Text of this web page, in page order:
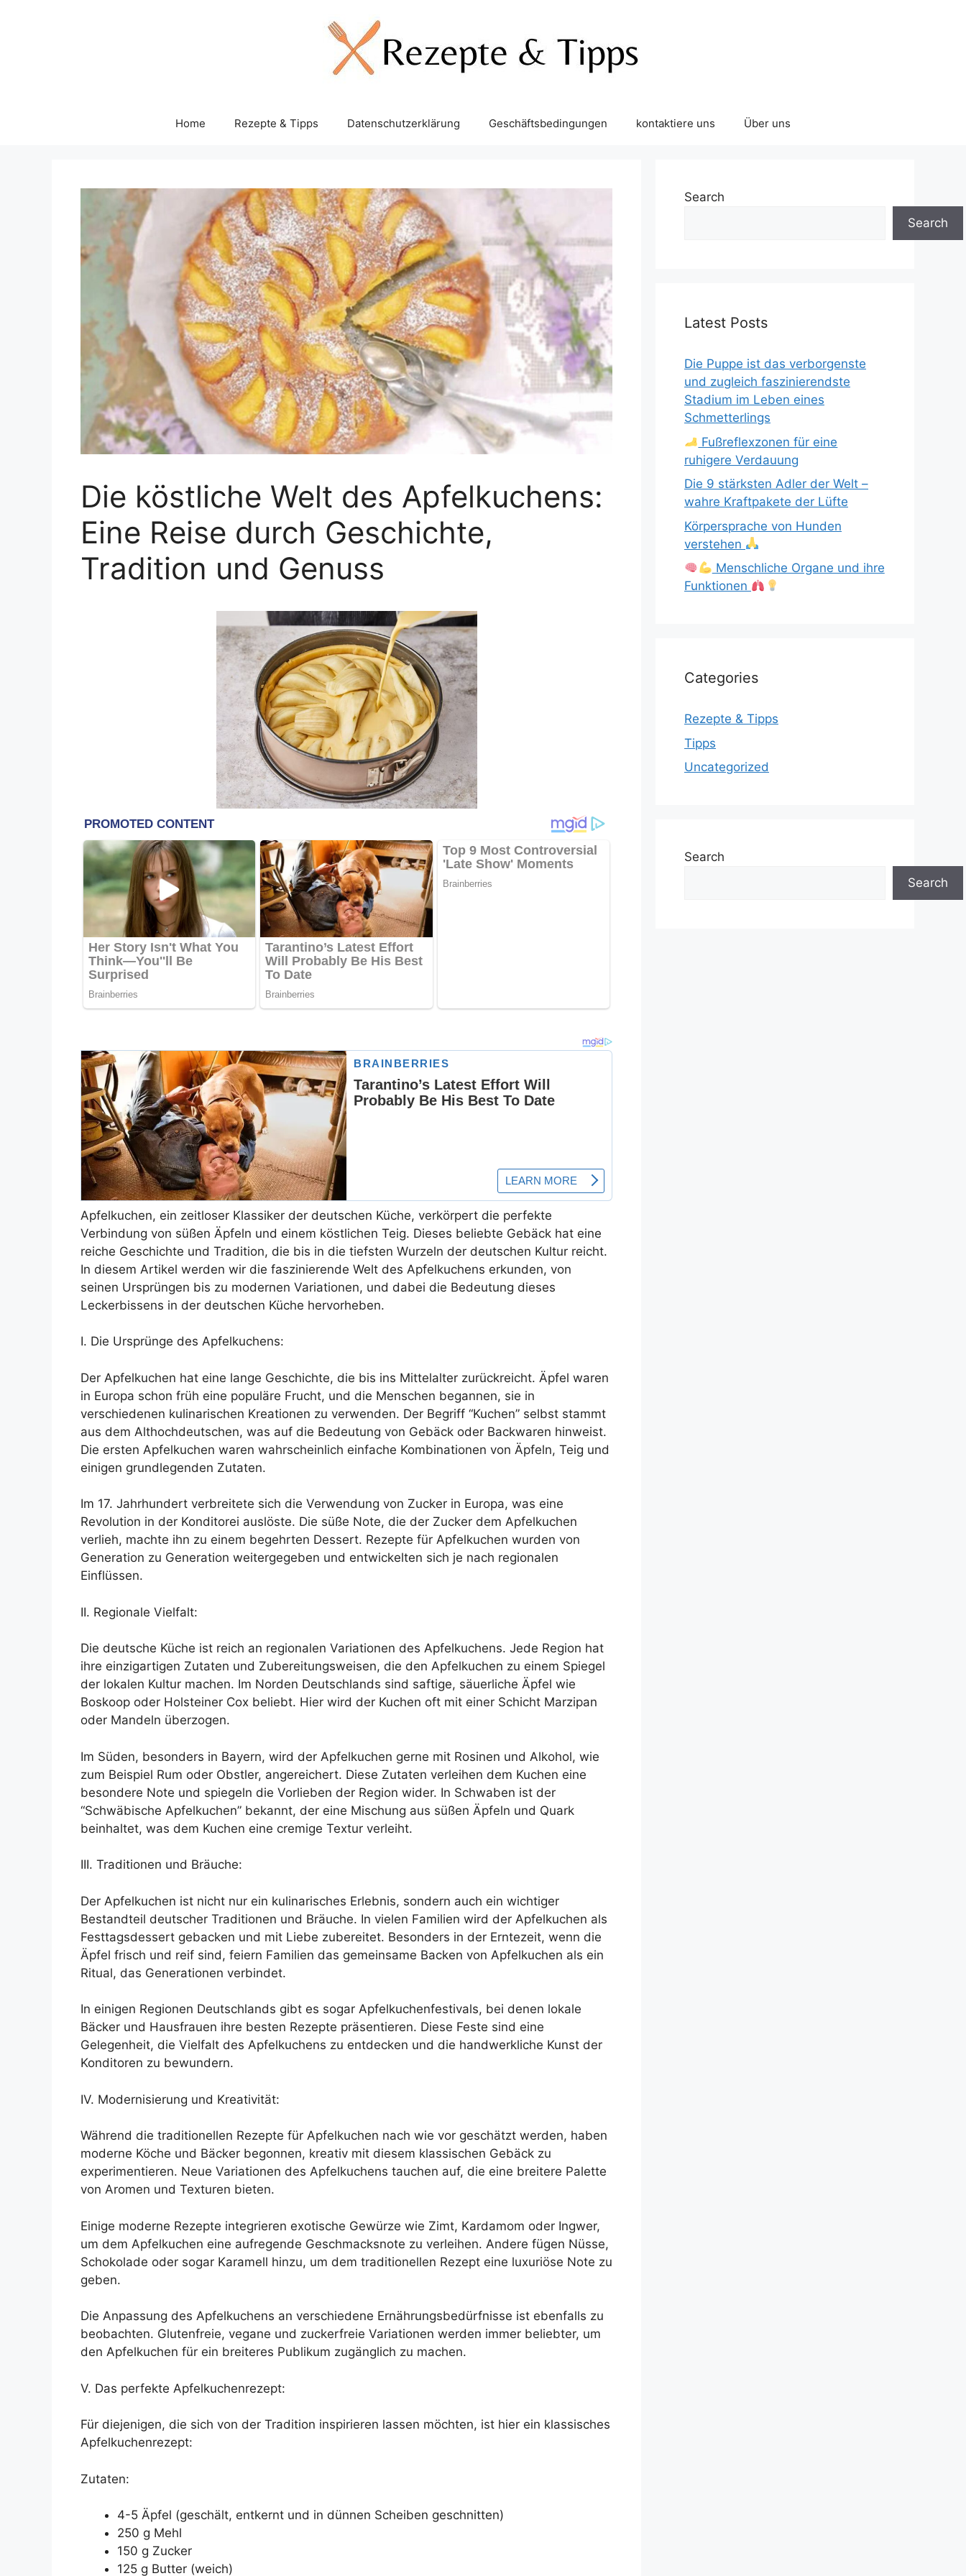
Home Rezepte & Tipps Datenschutzerklärung Geschäftsbedingungen kontaktiere uns Über uns
Die köstliche Welt des Apfelkuchens:
Eine Reise durch Geschichte,
Tradition und Genuss
Apfelkuchen, ein zeitloser Klassiker der deutschen Küche, verkörpert die perfekte
Verbindung von süßen Äpfeln und einem köstlichen Teig. Dieses beliebte Gebäck hat eine
reiche Geschichte und Tradition, die bis in die tiefsten Wurzeln der deutschen Kultur reicht.
In diesem Artikel werden wir die faszinierende Welt des Apfelkuchens erkunden, von
seinen Ursprüngen bis zu modernen Variationen, und dabei die Bedeutung dieses
Leckerbissens in der deutschen Küche hervorheben.
I. Die Ursprünge des Apfelkuchens:
Der Apfelkuchen hat eine lange Geschichte, die bis ins Mittelalter zurückreicht. Äpfel waren
in Europa schon früh eine populäre Frucht, und die Menschen begannen, sie in
verschiedenen kulinarischen Kreationen zu verwenden. Der Begriff “Kuchen” selbst stammt
aus dem Althochdeutschen, was auf die Bedeutung von Gebäck oder Backwaren hinweist.
Die ersten Apfelkuchen waren wahrscheinlich einfache Kombinationen von Äpfeln, Teig und
einigen grundlegenden Zutaten.
Im 17. Jahrhundert verbreitete sich die Verwendung von Zucker in Europa, was eine
Revolution in der Konditorei auslöste. Die süße Note, die der Zucker dem Apfelkuchen
verlieh, machte ihn zu einem begehrten Dessert. Rezepte für Apfelkuchen wurden von
Generation zu Generation weitergegeben und entwickelten sich je nach regionalen
Einflüssen.
II. Regionale Vielfalt:
Die deutsche Küche ist reich an regionalen Variationen des Apfelkuchens. Jede Region hat
ihre einzigartigen Zutaten und Zubereitungsweisen, die den Apfelkuchen zu einem Spiegel
der lokalen Kultur machen. Im Norden Deutschlands sind saftige, säuerliche Äpfel wie
Boskoop oder Holsteiner Cox beliebt. Hier wird der Kuchen oft mit einer Schicht Marzipan
oder Mandeln überzogen.
Im Süden, besonders in Bayern, wird der Apfelkuchen gerne mit Rosinen und Alkohol, wie
zum Beispiel Rum oder Obstler, angereichert. Diese Zutaten verleihen dem Kuchen eine
besondere Note und spiegeln die Vorlieben der Region wider. In Schwaben ist der
“Schwäbische Apfelkuchen” bekannt, der eine Mischung aus süßen Äpfeln und Quark
beinhaltet, was dem Kuchen eine cremige Textur verleiht.
III. Traditionen und Bräuche:
Der Apfelkuchen ist nicht nur ein kulinarisches Erlebnis, sondern auch ein wichtiger
Bestandteil deutscher Traditionen und Bräuche. In vielen Familien wird der Apfelkuchen als
Festtagsdessert gebacken und mit Liebe zubereitet. Besonders in der Erntezeit, wenn die
Äpfel frisch und reif sind, feiern Familien das gemeinsame Backen von Apfelkuchen als ein
Ritual, das Generationen verbindet.
In einigen Regionen Deutschlands gibt es sogar Apfelkuchenfestivals, bei denen lokale
Bäcker und Hausfrauen ihre besten Rezepte präsentieren. Diese Feste sind eine
Gelegenheit, die Vielfalt des Apfelkuchens zu entdecken und die handwerkliche Kunst der
Konditoren zu bewundern.
IV. Modernisierung und Kreativität:
Während die traditionellen Rezepte für Apfelkuchen nach wie vor geschätzt werden, haben
moderne Köche und Bäcker begonnen, kreativ mit diesem klassischen Gebäck zu
experimentieren. Neue Variationen des Apfelkuchens tauchen auf, die eine breitere Palette
von Aromen und Texturen bieten.
Einige moderne Rezepte integrieren exotische Gewürze wie Zimt, Kardamom oder Ingwer,
um dem Apfelkuchen eine aufregende Geschmacksnote zu verleihen. Andere fügen Nüsse,
Schokolade oder sogar Karamell hinzu, um dem traditionellen Rezept eine luxuriöse Note zu
geben.
Die Anpassung des Apfelkuchens an verschiedene Ernährungsbedürfnisse ist ebenfalls zu
beobachten. Glutenfreie, vegane und zuckerfreie Variationen werden immer beliebter, um
den Apfelkuchen für ein breiteres Publikum zugänglich zu machen.
V. Das perfekte Apfelkuchenrezept:
Für diejenigen, die sich von der Tradition inspirieren lassen möchten, ist hier ein klassisches
Apfelkuchenrezept:
Zutaten:
4-5 Äpfel (geschält, entkernt und in dünnen Scheiben geschnitten)
250 g Mehl
150 g Zucker
125 g Butter (weich)
Search
Search
Latest Posts
Die Puppe ist das verborgenste
und zugleich faszinierendste
Stadium im Leben eines
Schmetterlings
Fußreflexzonen für eine
ruhigere Verdauung
Die 9 stärksten Adler der Welt –
wahre Kraftpakete der Lüfte
Körpersprache von Hunden
verstehen
Menschliche Organe und ihre
Funktionen
Categories
Rezepte & Tipps
Tipps
Uncategorized
Search
Search